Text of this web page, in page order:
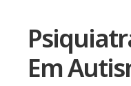
Em